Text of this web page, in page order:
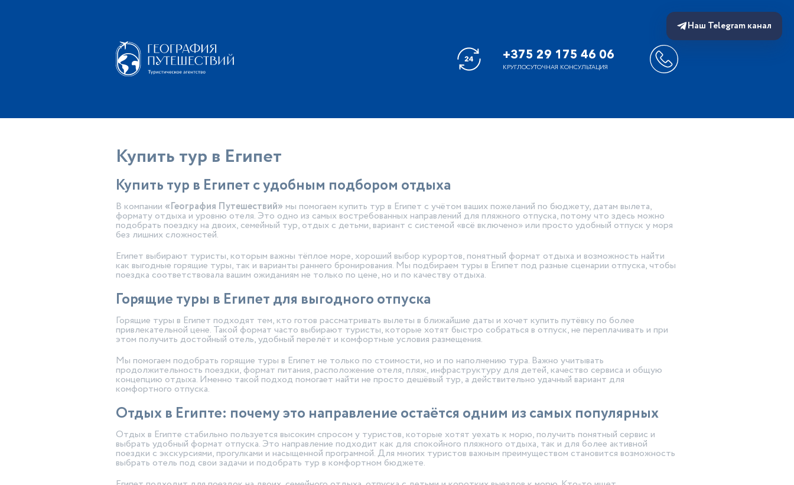
+375 29 175 46 06
КРУГЛОСУТОЧНАЯ КОНСУЛЬТАЦИЯ
Купить тур в Египет
Купить тур в Египет с удобным подбором отдыха
В компании «География Путешествий» мы помогаем купить тур в Египет с учётом ваших пожеланий по бюджету, датам вылета,
формату отдыха и уровню отеля. Это одно из самых востребованных направлений для пляжного отпуска, потому что здесь можно
подобрать поездку на двоих, семейный тур, отдых с детьми, вариант с системой «всё включено» или просто удобный отпуск у моря
без лишних сложностей.
Египет выбирают туристы, которым важны тёплое море, хороший выбор курортов, понятный формат отдыха и возможность найти
как выгодные горящие туры, так и варианты раннего бронирования. Мы подбираем туры в Египет под разные сценарии отпуска, чтобы
поездка соответствовала вашим ожиданиям не только по цене, но и по качеству отдыха.
Горящие туры в Египет для выгодного отпуска
Горящие туры в Египет подходят тем, кто готов рассматривать вылеты в ближайшие даты и хочет купить путёвку по более
привлекательной цене. Такой формат часто выбирают туристы, которые хотят быстро собраться в отпуск, не переплачивать и при
этом получить достойный отель, удобный перелёт и комфортные условия размещения.
Мы помогаем подобрать горящие туры в Египет не только по стоимости, но и по наполнению тура. Важно учитывать
продолжительность поездки, формат питания, расположение отеля, пляж, инфраструктуру для детей, качество сервиса и общую
концепцию отдыха. Именно такой подход помогает найти не просто дешёвый тур, а действительно удачный вариант для
комфортного отпуска.
Отдых в Египте: почему это направление остаётся одним из самых популярных
Отдых в Египте стабильно пользуется высоким спросом у туристов, которые хотят уехать к морю, получить понятный сервис и
выбрать удобный формат отпуска. Это направление подходит как для спокойного пляжного отдыха, так и для более активной
поездки с экскурсиями, прогулками и насыщенной программой. Для многих туристов важным преимуществом становится возможность
выбрать отель под свои задачи и подобрать тур в комфортном бюджете.
Наш Telegram канал